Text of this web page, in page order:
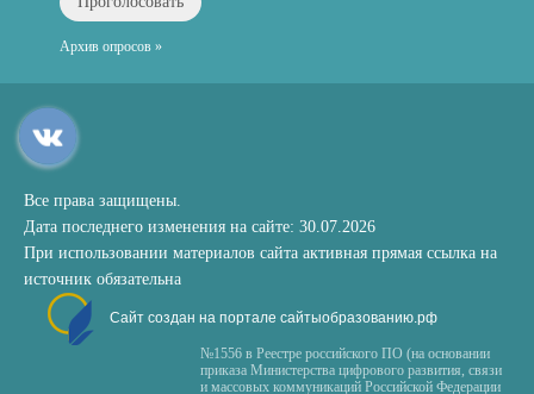
Архив опросов »
Все права защищены.
Дата последнего изменения на сайте: 30.07.2026
При использовании материалов сайта активная прямая ссылка на
источник обязательна
Сайт создан на портале сайтыобразованию.рф
№1556 в Реестре российского ПО (на основании
приказа Министерства цифрового развития, связи
и массовых коммуникаций Российской Федерации